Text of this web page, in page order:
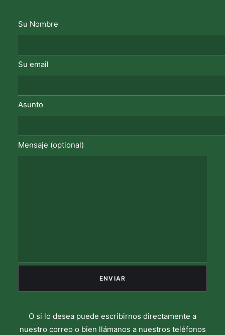
Su Nombre
Su email
Asunto
Mensaje (optional)
O si lo desea puede escribirnos directamente a
nuestro correo o bien llámanos a nuestros teléfonos